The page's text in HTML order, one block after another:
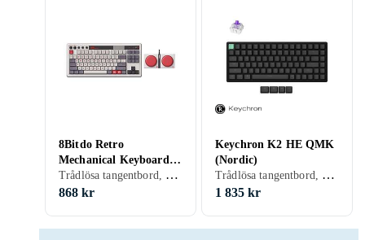
8Bitdo Retro
Mechanical Keyboard N
Edition
Trådlösa tangentbord, Gamingtangentbord, Mekaniska tangentbord, Mekaniskt, Engelsk, PC, Mac, Surfplattor, TKL (tenkeyless/kompakt)
868 kr
Keychron K2 HE QMK
(Nordic)
Trådlösa tangentbord, Tangentbord med kabel, Gamingtangentbord, Mekaniska tangentbord, Mekaniskt, Engelsk, PC, Mac, 75%
1 835 kr